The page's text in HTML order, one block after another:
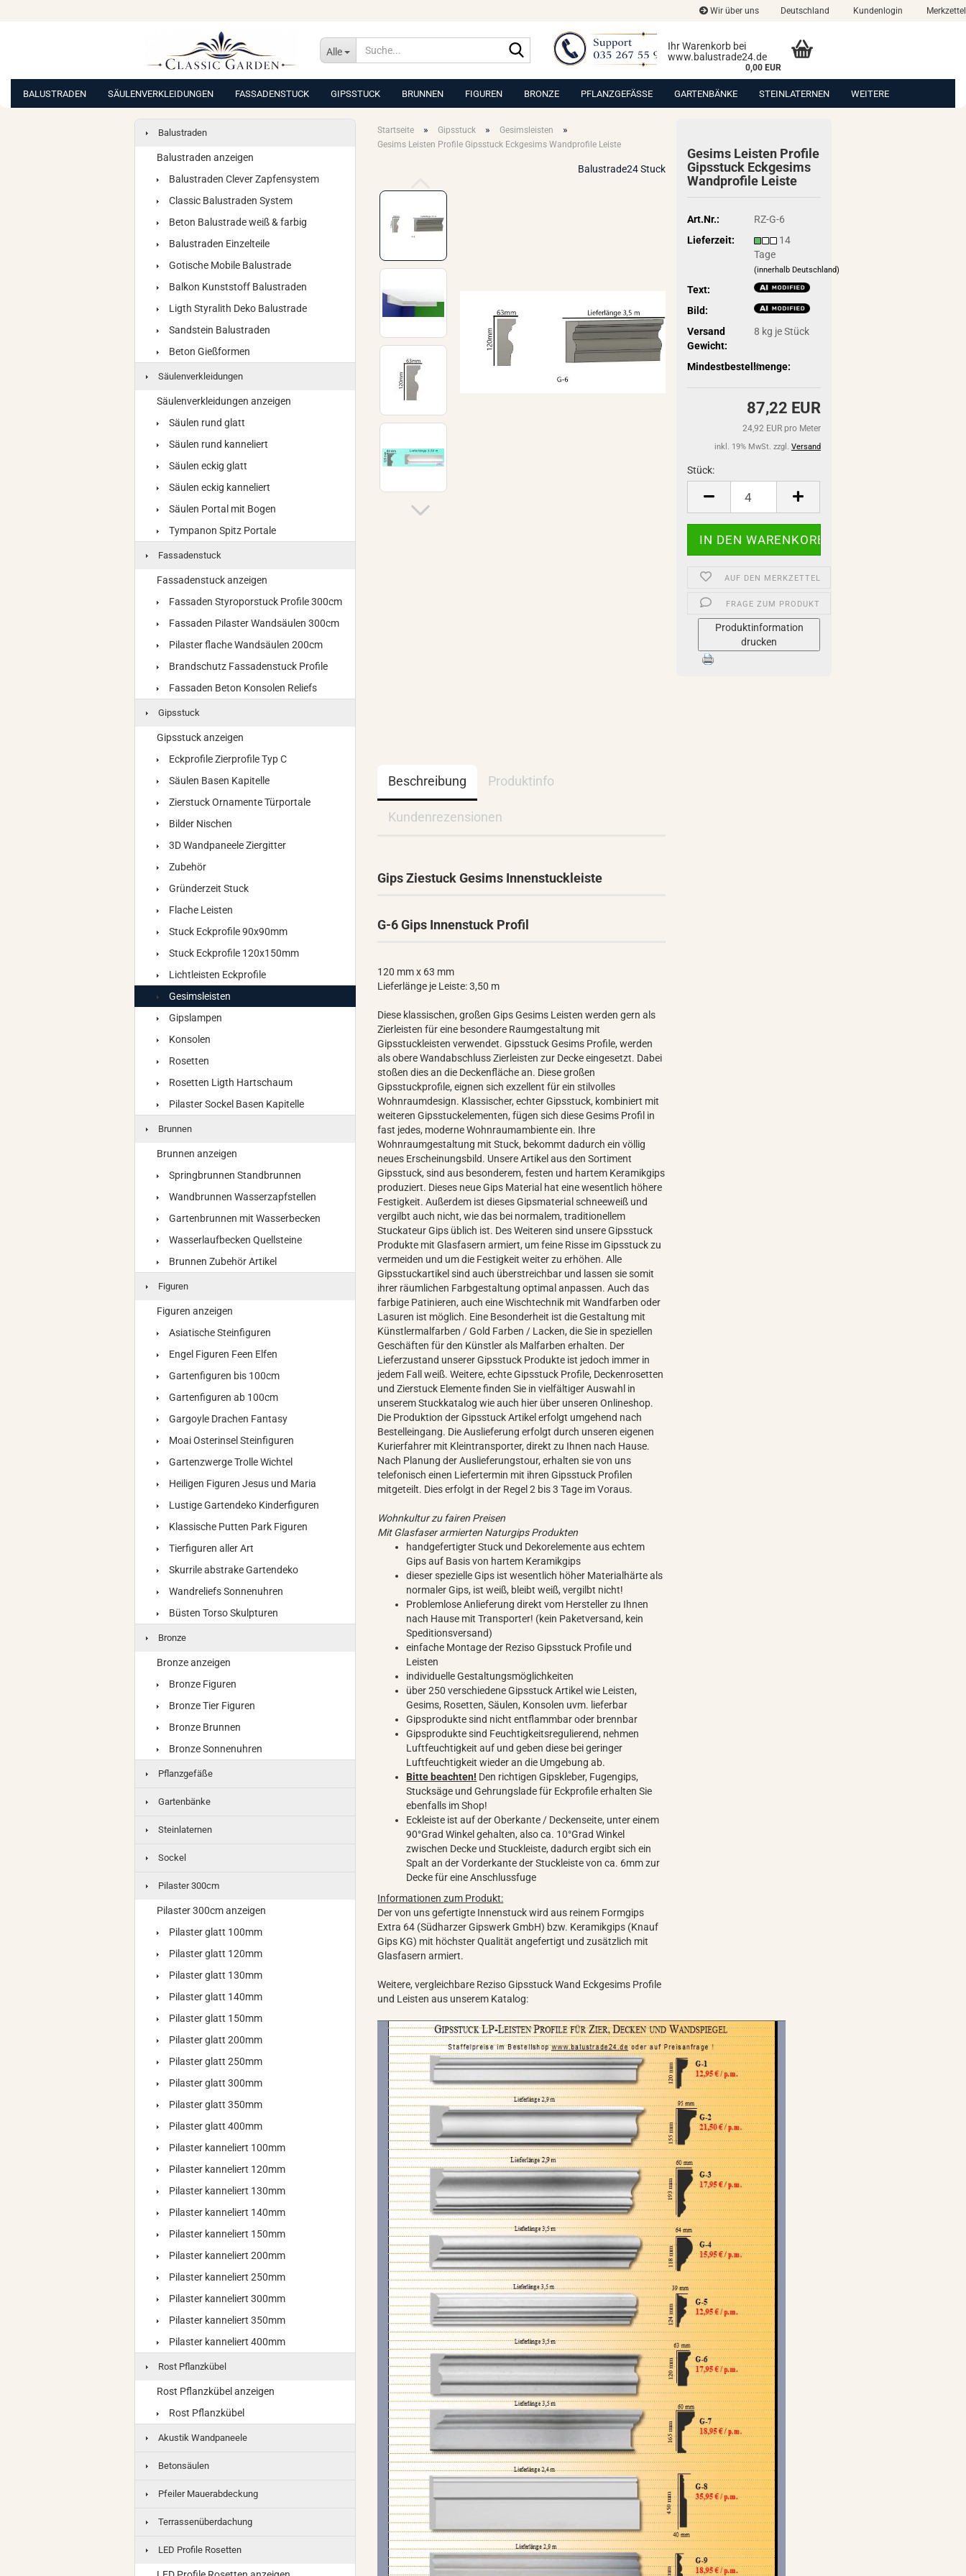
Wir über uns Deutschland Kundenlogin Merkzettel
Alle
Suche...
Ihr Warenkorb bei
www.balustrade24.de
0,00 EUR
BALUSTRADEN SÄULENVERKLEIDUNGEN FASSADENSTUCK GIPSSTUCK BRUNNEN FIGUREN BRONZE PFLANZGEFÄSSE GARTENBÄNKE STEINLATERNEN WEITERE
Startseite » Gipsstuck » Gesimsleisten »
Gesims Leisten Profile Gipsstuck Eckgesims Wandprofile Leiste
Balustrade24 Stuck
Ge­sims Leis­ten Pro­fi­le
Gips­stuck Eck­ge­sims
Wand­pro­fi­le Leis­te
Art.Nr.:
RZ-G-6
Lieferzeit:
14
Tage
(innerhalb Deutschland)
Text:
Bild:
Versand
Gewicht:
8 kg je Stück
Mindestbestellmenge:
4
87,22 EUR
24,92 EUR pro Meter
inkl. 19% MwSt. zzgl. Versand
Stück:
Stück
AUF DEN MERKZETTEL
FRAGE ZUM PRODUKT
Produktinformation
drucken
Beschreibung Produktinfo
Kundenrezensionen
Gips Ziestuck Gesims Innenstuckleiste
G-6 Gips Innenstuck Profil
120 mm x 63 mm
Lieferlänge je Leiste: 3,50 m
Diese klassischen, großen Gips Gesims Leisten werden gern als
Zierleisten für eine besondere Raumgestaltung mit
Gipsstuckleisten verwendet. Gipsstuck Gesims Profile, werden
als obere Wandabschluss Zierleisten zur Decke eingesetzt. Dabei
stoßen dies an die Deckenfläche an. Diese großen
Gipsstuckprofile, eignen sich exzellent für ein stilvolles
Wohnraumdesign. Klassischer, echter Gipsstuck, kombiniert mit
weiteren Gipsstuckelementen, fügen sich diese Gesims Profil in
fast jedes, moderne Wohnraumambiente ein. Ihre
Wohnraumgestaltung mit Stuck, bekommt dadurch ein völlig
neues Erscheinungsbild. Unsere Artikel aus den Sortiment
Gipsstuck, sind aus besonderem, festen und hartem Keramikgips
produziert. Dieses neue Gips Material hat eine wesentlich höhere
Festigkeit. Außerdem ist dieses Gipsmaterial schneeweiß und
vergilbt auch nicht, wie das bei normalem, traditionellem
Stuckateur Gips üblich ist. Des Weiteren sind unsere Gipsstuck
Produkte mit Glasfasern armiert, um feine Risse im Gipsstuck zu
vermeiden und um die Festigkeit weiter zu erhöhen. Alle
Gipsstuckartikel sind auch überstreichbar und lassen sie somit
ihrer räumlichen Farbgestaltung optimal anpassen. Auch das
farbige Patinieren, auch eine Wischtechnik mit Wandfarben oder
Lasuren ist möglich. Eine Besonderheit ist die Gestaltung mit
Künstlermalfarben / Gold Farben / Lacken, die Sie in speziellen
Geschäften für den Künstler als Malfarben erhalten. Der
Lieferzustand unserer Gipsstuck Produkte ist jedoch immer in
jedem Fall weiß. Weitere, echte Gipsstuck Profile, Deckenrosetten
und Zierstuck Elemente finden Sie in vielfältiger Auswahl in
unserem Stuckkatalog wie auch hier über unseren Onlineshop.
Die Produktion der Gipsstuck Artikel erfolgt umgehend nach
Bestelleingang. Die Auslieferung erfolgt durch unseren eigenen
Kurierfahrer mit Kleintransporter, direkt zu Ihnen nach Hause.
Nach Planung der Auslieferungstour, erhalten sie von uns
telefonisch einen Liefertermin mit ihren Gipsstuck Profilen
mitgeteilt. Dies erfolgt in der Regel 2 bis 3 Tage im Voraus.
Wohnkultur zu fairen Preisen
Mit Glasfaser armierten Naturgips Produkten
handgefertigter Stuck und Dekorelemente aus echtem
Gips auf Basis von hartem Keramikgips
dieser spezielle Gips ist wesentlich höher Materialhärte als
normaler Gips, ist weiß, bleibt weiß, vergilbt nicht!
Problemlose Anlieferung direkt vom Hersteller zu Ihnen
nach Hause mit Transporter! (kein Paketversand, kein
Speditionsversand)
einfache Montage der Reziso Gipsstuck Profile und
Leisten
individuelle Gestaltungsmöglichkeiten
über 250 verschiedene Gipsstuck Artikel wie Leisten,
Gesims, Rosetten, Säulen, Konsolen uvm. lieferbar
Gipsprodukte sind nicht entflammbar oder brennbar
Gipsprodukte sind Feuchtigkeitsregulierend, nehmen
Luftfeuchtigkeit auf und geben diese bei geringer
Luftfeuchtigkeit wieder an die Umgebung ab.
Bitte beachten! Den richtigen Gipskleber, Fugengips,
Stucksäge und Gehrungslade für Eckprofile erhalten Sie
ebenfalls im Shop!
Eckleiste ist auf der Oberkante / Deckenseite, unter einem
90°Grad Winkel gehalten, also ca. 10°Grad Winkel
zwischen Decke und Stuckleiste, dadurch ergibt sich ein
Spalt an der Vorderkante der Stuckleiste von ca. 6mm zur
Decke für eine Anschlussfuge
Informationen zum Produkt:
Der von uns gefertigte Innenstuck wird aus reinem Formgips
Extra 64 (Südharzer Gipswerk GmbH) bzw. Keramikgips (Knauf
Gips KG) mit höchster Qualität angefertigt und zusätzlich mit
Glasfasern armiert.
Weitere, vergleichbare Reziso Gipsstuck Wand Eckgesims Profile
und Leisten aus unserem Katalog:
Balustraden
Balustraden anzeigen
Balustraden Clever Zapfensystem
Classic Balustraden System
Beton Balustrade weiß & farbig
Balustraden Einzelteile
Gotische Mobile Balustrade
Balkon Kunststoff Balustraden
Ligth Styralith Deko Balustrade
Sandstein Balustraden
Beton Gießformen
Säulenverkleidungen
Säulenverkleidungen anzeigen
Säulen rund glatt
Säulen rund kanneliert
Säulen eckig glatt
Säulen eckig kanneliert
Säulen Portal mit Bogen
Tympanon Spitz Portale
Fassadenstuck
Fassadenstuck anzeigen
Fassaden Styroporstuck Profile 300cm
Fassaden Pilaster Wandsäulen 300cm
Pilaster flache Wandsäulen 200cm
Brandschutz Fassadenstuck Profile
Fassaden Beton Konsolen Reliefs
Gipsstuck
Gipsstuck anzeigen
Eckprofile Zierprofile Typ C
Säulen Basen Kapitelle
Zierstuck Ornamente Türportale
Bilder Nischen
3D Wandpaneele Ziergitter
Zubehör
Gründerzeit Stuck
Flache Leisten
Stuck Eckprofile 90x90mm
Stuck Eckprofile 120x150mm
Lichtleisten Eckprofile
Gesimsleisten
Gipslampen
Konsolen
Rosetten
Rosetten Ligth Hartschaum
Pilaster Sockel Basen Kapitelle
Brunnen
Brunnen anzeigen
Springbrunnen Standbrunnen
Wandbrunnen Wasserzapfstellen
Gartenbrunnen mit Wasserbecken
Wasserlaufbecken Quellsteine
Brunnen Zubehör Artikel
Figuren
Figuren anzeigen
Asiatische Steinfiguren
Engel Figuren Feen Elfen
Gartenfiguren bis 100cm
Gartenfiguren ab 100cm
Gargoyle Drachen Fantasy
Moai Osterinsel Steinfiguren
Gartenzwerge Trolle Wichtel
Heiligen Figuren Jesus und Maria
Lustige Gartendeko Kinderfiguren
Klassische Putten Park Figuren
Tierfiguren aller Art
Skurrile abstrake Gartendeko
Wandreliefs Sonnenuhren
Büsten Torso Skulpturen
Bronze
Bronze anzeigen
Bronze Figuren
Bronze Tier Figuren
Bronze Brunnen
Bronze Sonnenuhren
Pflanzgefäße
Gartenbänke
Steinlaternen
Sockel
Pilaster 300cm
Pilaster 300cm anzeigen
Pilaster glatt 100mm
Pilaster glatt 120mm
Pilaster glatt 130mm
Pilaster glatt 140mm
Pilaster glatt 150mm
Pilaster glatt 200mm
Pilaster glatt 250mm
Pilaster glatt 300mm
Pilaster glatt 350mm
Pilaster glatt 400mm
Pilaster kanneliert 100mm
Pilaster kanneliert 120mm
Pilaster kanneliert 130mm
Pilaster kanneliert 140mm
Pilaster kanneliert 150mm
Pilaster kanneliert 200mm
Pilaster kanneliert 250mm
Pilaster kanneliert 300mm
Pilaster kanneliert 350mm
Pilaster kanneliert 400mm
Rost Pflanzkübel
Rost Pflanzkübel anzeigen
Rost Pflanzkübel
Akustik Wandpaneele
Betonsäulen
Pfeiler Mauerabdeckung
Terrassenüberdachung
LED Profile Rosetten